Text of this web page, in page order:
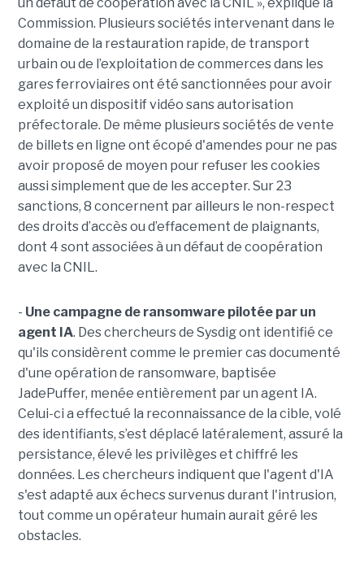
Commission. Plusieurs sociétés intervenant dans le
domaine de la restauration rapide, de transport
urbain ou de l’exploitation de commerces dans les
gares ferroviaires ont été sanctionnées pour avoir
exploité un dispositif vidéo sans autorisation
préfectorale. De même plusieurs sociétés de vente
de billets en ligne ont écopé d'amendes pour ne pas
avoir proposé de moyen pour refuser les cookies
aussi simplement que de les accepter. Sur 23
sanctions, 8 concernent par ailleurs le non-respect
des droits d’accès ou d’effacement de plaignants,
dont 4 sont associées à un défaut de coopération
avec la CNIL.
- Une campagne de ransomware pilotée par un
agent IA. Des chercheurs de Sysdig ont identifié ce
qu'ils considèrent comme le premier cas documenté
d'une opération de ransomware, baptisée
JadePuffer, menée entièrement par un agent IA.
Celui-ci a effectué la reconnaissance de la cible, volé
des identifiants, s’est déplacé latéralement, assuré la
persistance, élevé les privilèges et chiffré les
données. Les chercheurs indiquent que l'agent d'IA
s'est adapté aux échecs survenus durant l'intrusion,
tout comme un opérateur humain aurait géré les
obstacles.